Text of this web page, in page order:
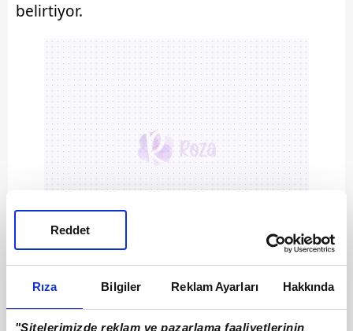
Rıza Bilgiler Reklam Ayarları Hakkında
"Sitelerimizde reklam ve pazarlama faaliyetlerinin
Reddet
belirtiyor.